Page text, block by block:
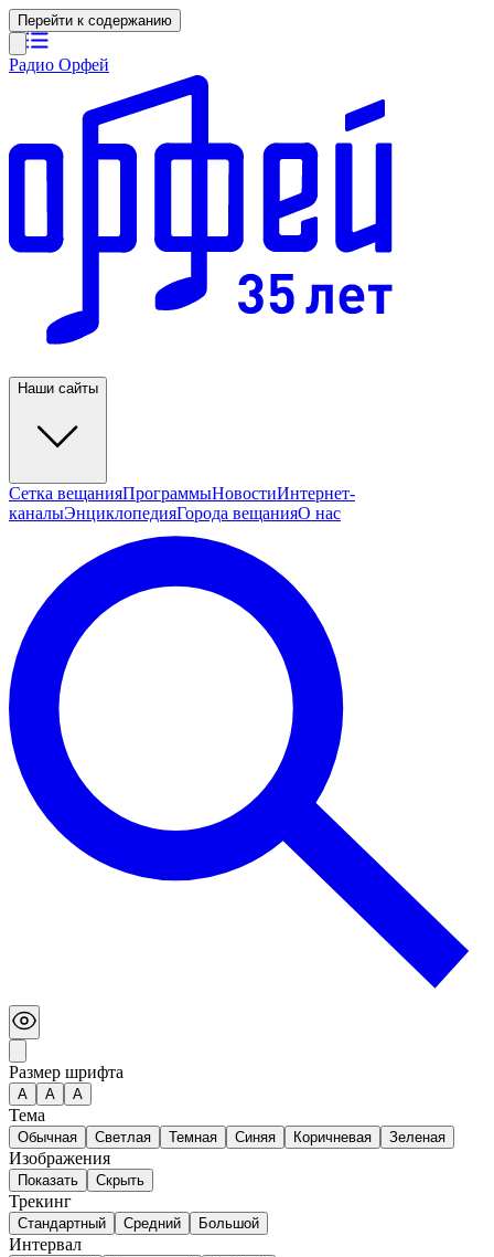
Перейти к содержанию
Радио Орфей
Наши сайты
Сетка вещанияПрограммыНовостиИнтернет-
каналыЭнциклопедияГорода вещанияО нас
Размер шрифта
А A A
Тема
Обычная Светлая Темная Синяя Коричневая Зеленая
Изображения
Показать Скрыть
Трекинг
Стандартный Средний Большой
Интервал